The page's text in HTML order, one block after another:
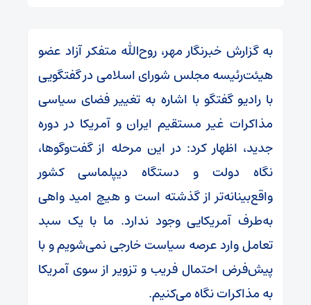
به گزارش خبرنگار مهر، روح‌الله متفکر آزاد عضو
هیئت‌رئیسه مجلس شورای اسلامی در گفتگویی
با رادیو گفتگو با اشاره به تغییر فضای سیاسی
مذاکرات غیر مستقیم ایران و آمریکا در دوره
جدید، اظهار کرد: در این مرحله از گفت‌وگوها،
نگاه دولت و دستگاه دیپلماسی کشور
واقع‌بینانه‌تر از گذشته است و هیچ امید واهی
به‌طرف آمریکایی وجود ندارد. ما با یک سبد
تعامل وارد عرصه سیاست خارجی نمی‌شویم و با
پیش‌فرض احتمال فریب و تزویر از سوی آمریکا
به مذاکرات نگاه می‌کنیم.